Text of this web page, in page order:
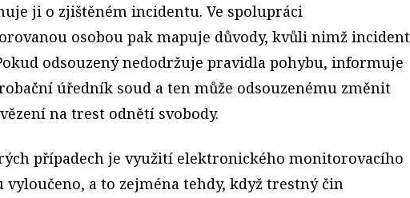
ji o zjištěném incidentu. Ve spolupráci
osobou pak mapuje důvody, kvůli nimž incident
odsouzený nedodržuje pravidla pohybu, informuje
úředník soud a ten může odsouzenému změnit
na trest odnětí svobody.
případech je využití elektronického monitorovacího
vyloučeno, a to zejména tehdy, když trestný čin